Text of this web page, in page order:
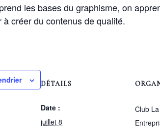
les bases du graphisme, on
créer du contenus de qualité.
DÉTAILS
Date :
juillet 8
Club